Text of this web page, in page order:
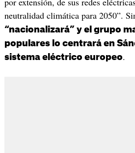
neutralidad climática para 2050”.
“nacionalizará” y el grupo
populares lo centrará en
sistema eléctrico europeo.